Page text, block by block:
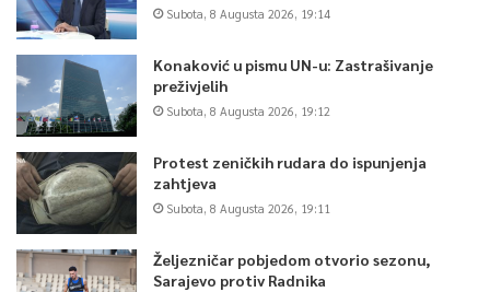
Subota, 8 Augusta 2026, 19:14
Konaković u pismu UN-u: Zastrašivanje
preživjelih
Subota, 8 Augusta 2026, 19:12
Protest zeničkih rudara do ispunjenja
zahtjeva
Subota, 8 Augusta 2026, 19:11
Željezničar pobjedom otvorio sezonu,
Sarajevo protiv Radnika